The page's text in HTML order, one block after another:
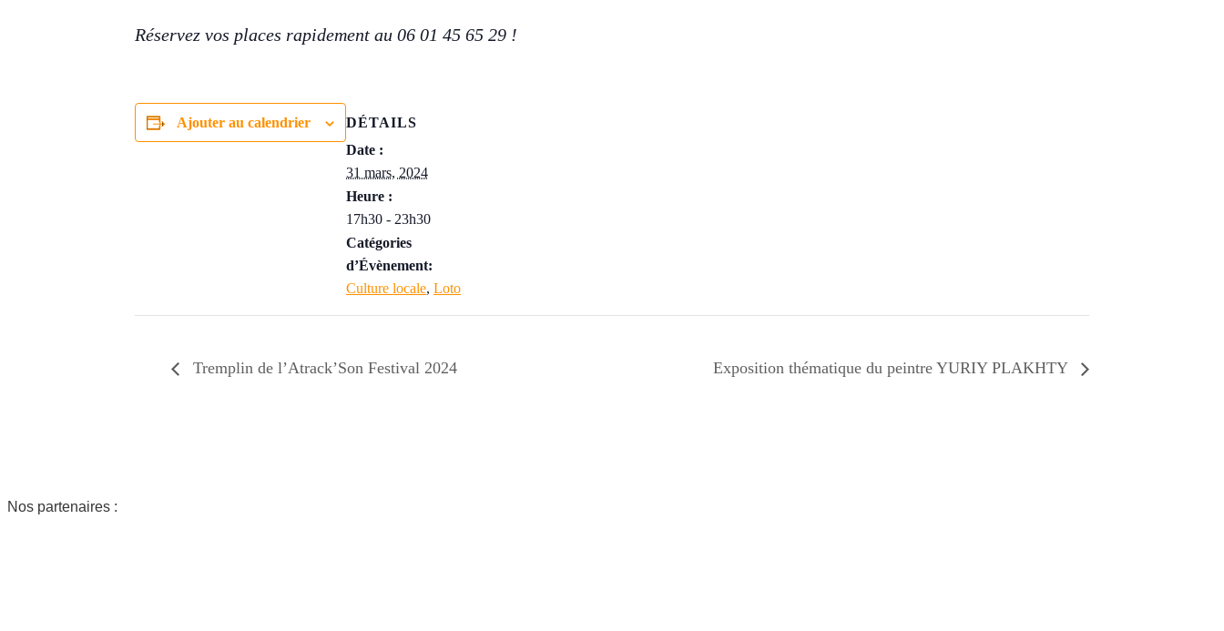
Réservez vos places rapidement au 06 01 45 65 29 !
Ajouter au calendrier
DÉTAILS
Date :
31 mars, 2024
Heure :
17h30 - 23h30
Catégories
d’Évènement:
Culture locale, Loto
Tremplin de l’Atrack’Son Festival 2024 Exposition thématique du peintre YURIY PLAKHTY
Nos partenaires :